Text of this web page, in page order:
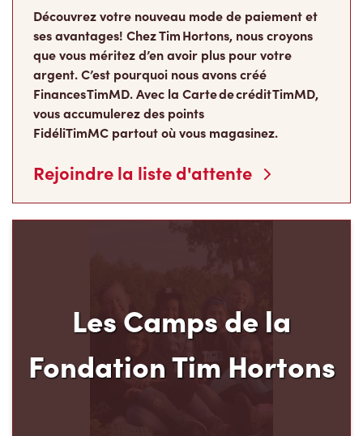
Découvrez votre nouveau mode de paiement et
ses avantages! Chez Tim Hortons, nous croyons
que vous méritez d’en avoir plus pour votre
argent. C’est pourquoi nous avons créé
Finances TimMD. Avec la Carte de crédit TimMD,
vous accumulerez des points
FidéliTimMC partout où vous magasinez.
Rejoindre la liste d'attente
Les Camps de la
Fondation Tim Hortons